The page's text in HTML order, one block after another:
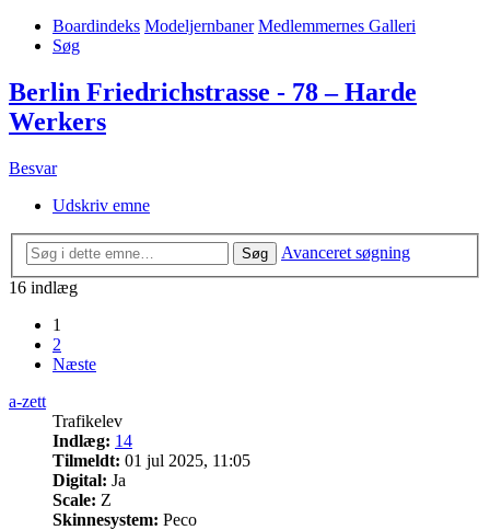
Boardindeks Modeljernbaner Medlemmernes Galleri
Søg
Berlin Friedrichstrasse - 78 – Harde
Werkers
Besvar
Udskriv emne
Søg
Avanceret søgning
16 indlæg
1
2
Næste
a-zett
Trafikelev
Indlæg: 14
Tilmeldt: 01 jul 2025, 11:05
Digital: Ja
Scale: Z
Skinnesystem: Peco